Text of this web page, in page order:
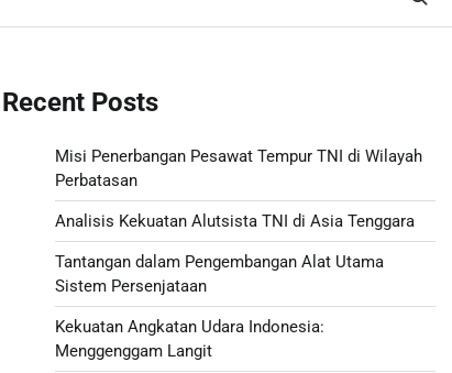
Recent Posts
Misi Penerbangan Pesawat Tempur TNI di Wilayah
Perbatasan
Analisis Kekuatan Alutsista TNI di Asia Tenggara
Tantangan dalam Pengembangan Alat Utama
Sistem Persenjataan
Kekuatan Angkatan Udara Indonesia:
Menggenggam Langit